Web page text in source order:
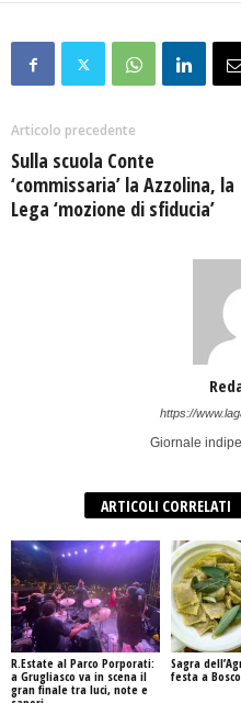
Articolo precedente
Sulla scuola Conte
‘commissaria’ la Azzolina, la
Lega ‘mozione di sfiducia’
https://
Giornale
ARTICOLI CORRELATI
R.Estate al Parco Porporati:
a Grugliasco va in scena il
gran finale tra luci, note e
Sagra
festa a